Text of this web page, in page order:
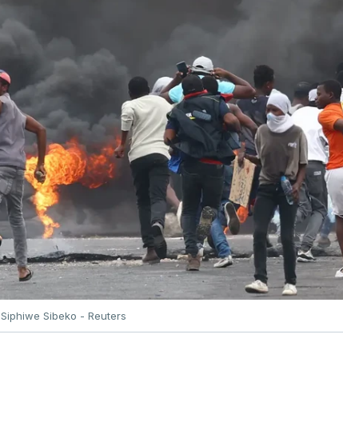
Siphiwe Sibeko - Reuters